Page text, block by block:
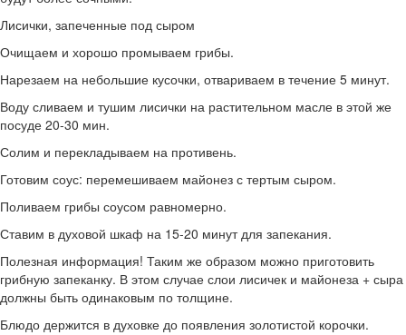
Лисички, запеченные под сыром
Очищаем и хорошо промываем грибы.
Нарезаем на небольшие кусочки, отвариваем в течение 5 минут.
Воду сливаем и тушим лисички на растительном масле в этой же
посуде 20-30 мин.
Солим и перекладываем на противень.
Готовим соус: перемешиваем майонез с тертым сыром.
Поливаем грибы соусом равномерно.
Ставим в духовой шкаф на 15-20 минут для запекания.
Полезная информация! Таким же образом можно приготовить
грибную запеканку. В этом случае слои лисичек и майонеза + сыра
должны быть одинаковым по толщине.
Блюдо держится в духовке до появления золотистой корочки.